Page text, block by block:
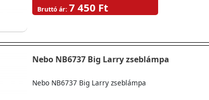
Bruttó ár: 7 450 Ft
Nebo NB6737 Big Larry zseblámpa
Nebo NB6737 Big Larry zseblámpa